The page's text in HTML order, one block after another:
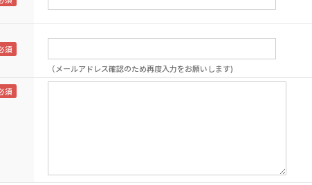
（メールアドレス確認のため再度入力をお願いします)